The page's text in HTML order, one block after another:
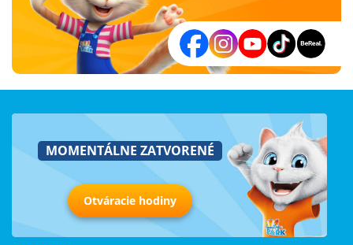
MOMENTÁLNE ZATVORENÉ
Otváracie hodiny